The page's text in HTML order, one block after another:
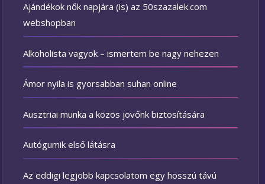
Ajándékok nők napjára (is) az 50szazalek.com
webshopban
Alkoholista vagyok – ismertem be nagy nehezen
Ámor nyila is gyorsabban suhan online
Ausztriai munka a közös jövőnk biztosítására
Autógumik első látásra
Az eddigi legjobb kapcsolatom egy hosszú távú